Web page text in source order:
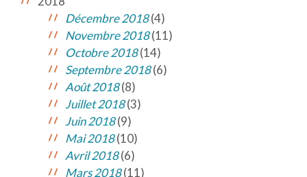
Décembre 2018(4)
Novembre 2018(11)
Octobre 2018(14)
Septembre 2018(6)
Août 2018(8)
Juillet 2018(3)
Juin 2018(9)
Mai 2018(10)
Avril 2018(6)
Mars 2018(11)